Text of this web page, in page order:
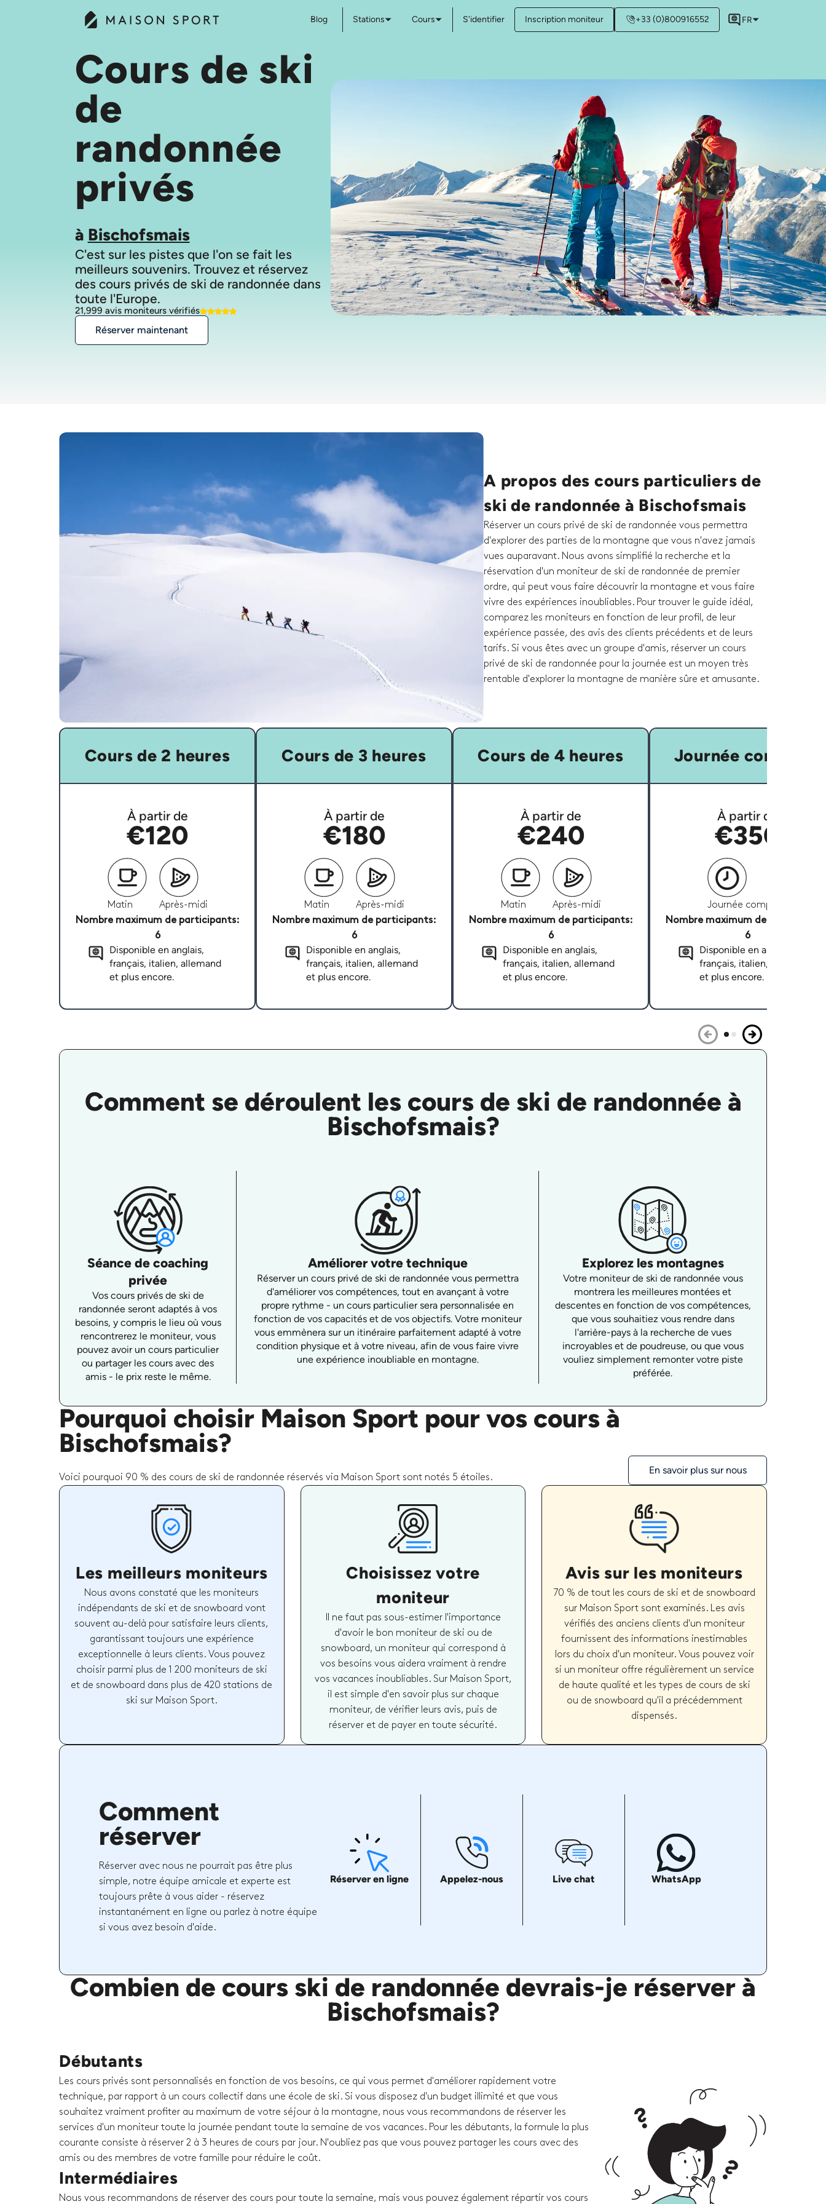
Blog Stations Cours S'identifier Inscription moniteur +33 (0)800916552 FR
Cours de ski
de
randonnée
privés
à Bischofsmais
C'est sur les pistes que l'on se fait les
meilleurs souvenirs. Trouvez et réservez
des cours privés de ski de randonnée dans
21,999 avis moniteurs vérifiés
Réserver maintenant
A propos des cours particuliers de
ski de randonnée à Bischofsmais
Réserver un cours privé de ski de randonnée vous permettra
d'explorer des parties de la montagne que vous n'avez jamais
vues auparavant. Nous avons simplifié la recherche et la
réservation d'un moniteur de ski de randonnée de premier
ordre, qui peut vous faire découvrir la montagne et vous faire
vivre des expériences inoubliables. Pour trouver le guide idéal,
comparez les moniteurs en fonction de leur profil, de leur
expérience passée, des avis des clients précédents et de leurs
tarifs. Si vous êtes avec un groupe d'amis, réserver un cours
privé de ski de randonnée pour la journée est un moyen très
rentable d'explorer la montagne de manière sûre et amusante.
Cours de 2 heures
À partir de
€120
Matin
Après-midi
Nombre maximum de participants:
6
Disponible en anglais,
français, italien, allemand
et plus encore.
Cours de 3 heures
À partir de
€180
Matin
Après-midi
Nombre maximum de participants:
6
Disponible en anglais,
français, italien, allemand
et plus encore.
Cours de 4 heures
À partir de
€240
Matin
Après-midi
Nombre maximum de participants:
6
Disponible en anglais,
français, italien, allemand
et plus encore.
Journée complète
À partir de
€350
Journée complète
Nombre maximum de
6
Disponible en anglais,
français, italien, allemand
et plus encore.
Comment se déroulent les cours de ski de randonnée à
Bischofsmais?
Séance de coaching
privée
Vos cours privés de ski de
randonnée seront adaptés à vos
besoins, y compris le lieu où vous
rencontrerez le moniteur, vous
pouvez avoir un cours particulier
ou partager les cours avec des
amis - le prix reste le même.
Améliorer votre technique
Réserver un cours privé de ski de randonnée vous permettra
d'améliorer vos compétences, tout en avançant à votre
propre rythme - un cours particulier sera personnalisée en
fonction de vos capacités et de vos objectifs. Votre moniteur
vous emmènera sur un itinéraire parfaitement adapté à votre
condition physique et à votre niveau, afin de vous faire vivre
une expérience inoubliable en montagne.
Explorez les montagnes
Votre moniteur de ski de randonnée vous
montrera les meilleures montées et
descentes en fonction de vos compétences,
que vous souhaitiez vous rendre dans
l'arrière-pays à la recherche de vues
incroyables et de poudreuse, ou que vous
vouliez simplement remonter votre piste
préférée.
Pourquoi choisir Maison Sport pour vos cours à
Bischofsmais?
Voici pourquoi 90 % des cours de ski de randonnée réservés via Maison Sport sont notés 5 étoiles.
En savoir plus sur nous
Les meilleurs moniteurs
Nous avons constaté que les moniteurs
indépendants de ski et de snowboard vont
souvent au-delà pour satisfaire leurs clients,
garantissant toujours une expérience
exceptionnelle à leurs clients. Vous pouvez
choisir parmi plus de 1 200 moniteurs de ski
et de snowboard dans plus de 420 stations de
ski sur Maison Sport.
Choisissez votre
moniteur
Il ne faut pas sous-estimer l'importance
d'avoir le bon moniteur de ski ou de
snowboard, un moniteur qui correspond à
vos besoins vous aidera vraiment à rendre
vos vacances inoubliables. Sur Maison Sport,
il est simple d'en savoir plus sur chaque
moniteur, de vérifier leurs avis, puis de
réserver et de payer en toute sécurité.
Avis sur les moniteurs
70 % de tout les cours de ski et de snowboard
sur Maison Sport sont examinés. Les avis
vérifiés des anciens clients d'un moniteur
fournissent des informations inestimables
lors du choix d'un moniteur. Vous pouvez voir
si un moniteur offre régulièrement un service
de haute qualité et les types de cours de ski
ou de snowboard qu'il a précédemment
dispensés.
Comment
réserver
Réserver avec nous ne pourrait pas être plus
simple, notre équipe amicale et experte est
toujours prête à vous aider - réservez
instantanément en ligne ou parlez à notre équipe
si vous avez besoin d'aide.
Réserver en ligne Appelez-nous Live chat WhatsApp
Combien de cours ski de randonnée devrais-je réserver à
Bischofsmais?
Débutants
Les cours privés sont personnalisés en fonction de vos besoins, ce qui vous permet d'améliorer rapidement votre
technique, par rapport à un cours collectif dans une école de ski. Si vous disposez d'un budget illimité et que vous
souhaitez vraiment profiter au maximum de votre séjour à la montagne, nous vous recommandons de réserver les
services d'un moniteur toute la journée pendant toute la semaine de vos vacances. Pour les débutants, la formule la plus
courante consiste à réserver 2 à 3 heures de cours par jour. N'oubliez pas que vous pouvez partager les cours avec des
amis ou des membres de votre famille pour réduire le coût.
Intermédiaires
Nous vous recommandons de réserver des cours pour toute la semaine, mais vous pouvez également répartir vos cours